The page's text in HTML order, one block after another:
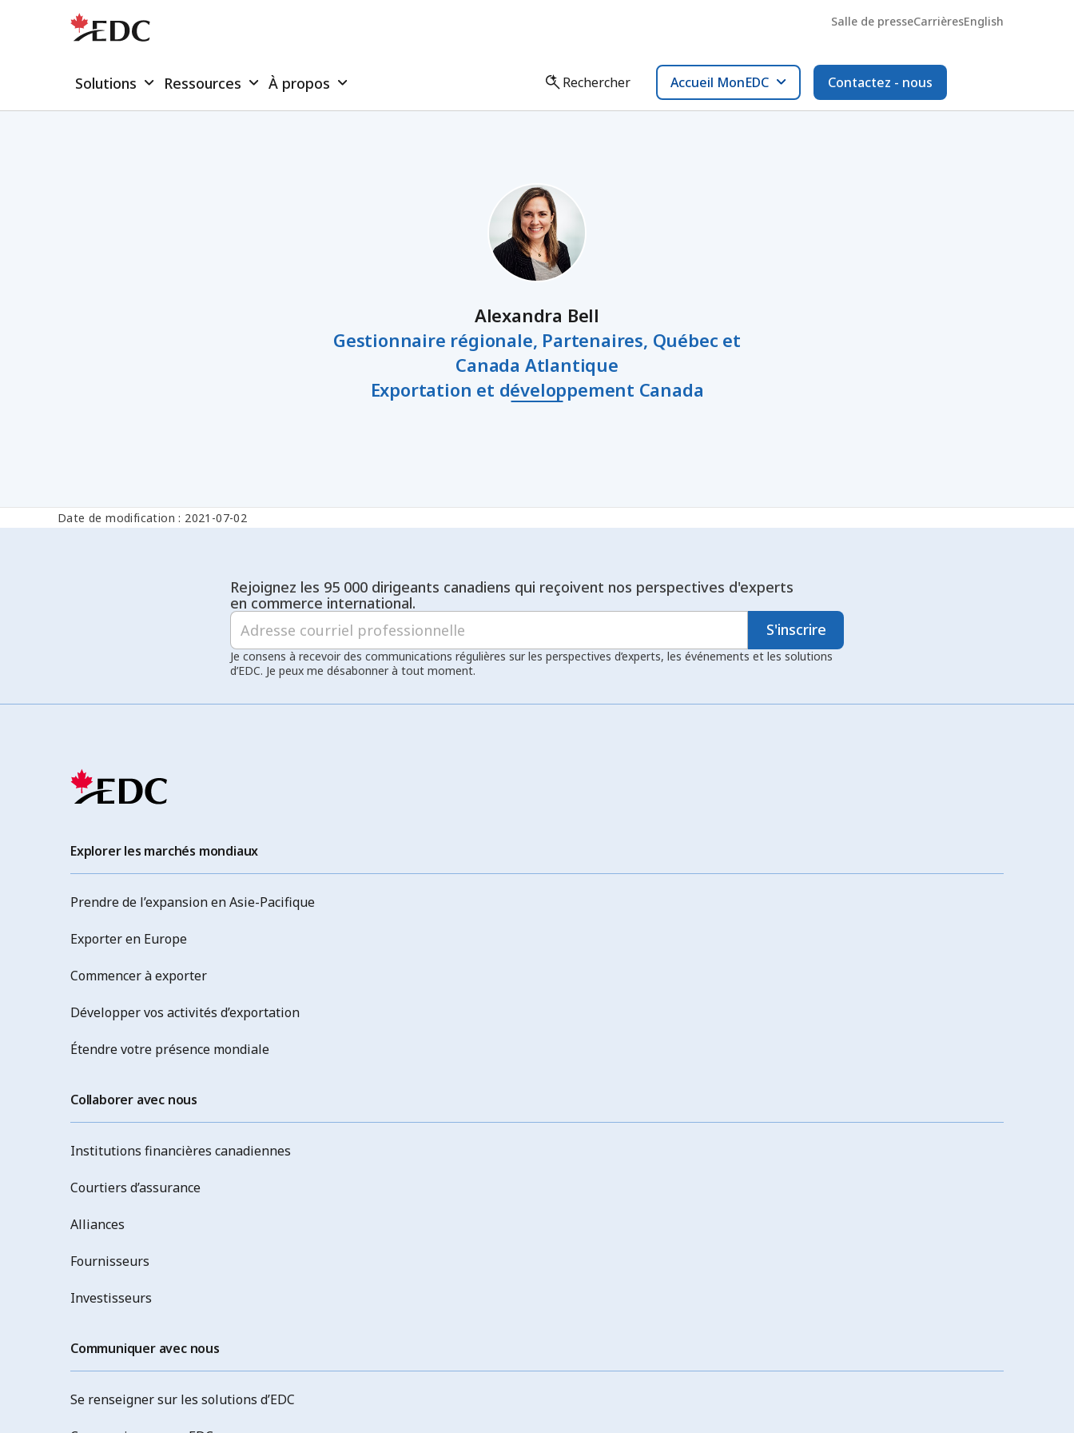
Salle de presseCarrièresEnglish
Solutions Ressources À propos Rechercher Accueil MonEDC Contactez - nous
Alexandra Bell
Gestionnaire régionale, Partenaires, Québec et
Canada Atlantique
Exportation et développement Canada
Date de modification : 2021-07-02
Rejoignez les 95 000 dirigeants canadiens qui reçoivent nos perspectives d'experts
en commerce international.
S'inscrire
Je consens à recevoir des communications régulières sur les perspectives d’experts, les événements et les solutions
d’EDC. Je peux me désabonner à tout moment.
Explorer les marchés mondiaux
Prendre de l’expansion en Asie-Pacifique
Exporter en Europe
Commencer à exporter
Développer vos activités d’exportation
Étendre votre présence mondiale
Collaborer avec nous
Institutions financières canadiennes
Courtiers d’assurance
Alliances
Fournisseurs
Investisseurs
Communiquer avec nous
Se renseigner sur les solutions d’EDC